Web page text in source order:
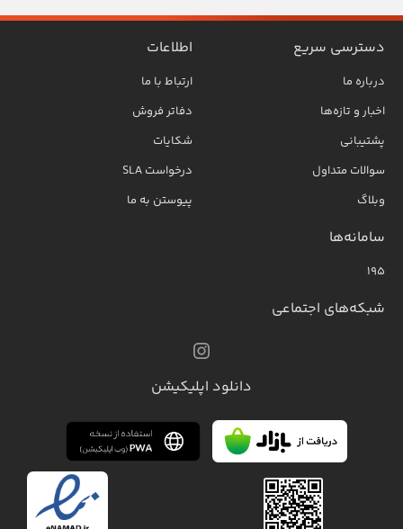
دسترسی سریع
درباره ما
اخبار و تازه‌ها
پشتیبانی
سوالات متداول
وبلاگ
اطلاعات
ارتباط با ما
دفاتر فروش
شکایات
درخواست SLA
پیوستن به ما
سامانه‌ها
۱۹۵
شبکه‌های اجتماعی
دانلود اپلیکیشن